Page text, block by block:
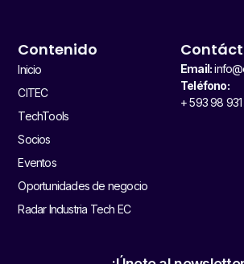
Contenido
Inicio
CITEC
TechTools
Socios
Eventos
Oportunidades de negocio
Radar Industria Tech EC
Email:
Teléfono:
+ 593 98